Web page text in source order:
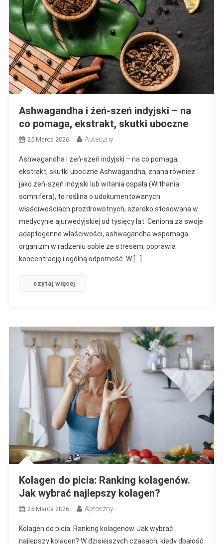
Ashwagandha i żeń-szeń indyjski – na
co pomaga, ekstrakt, skutki uboczne
25 Marca 2026 Apteczny
Ashwagandha i żeń-szeń indyjski – na co pomaga,
ekstrakt, skutki uboczne Ashwagandha, znana również
jako żeń-szeń indyjski lub witania ospała (Withania
somnifera), to roślina o udokumentowanych
właściwościach prozdrowotnych, szeroko stosowana w
medycynie ajurwedyjskiej od tysięcy lat. Ceniona za swoje
adaptogenne właściwości, ashwagandha wspomaga
organizm w radzeniu sobie ze stresem, poprawia
koncentrację i ogólną odporność. W […]
czytaj więcej
Kolagen do picia: Ranking kolagenów.
Jak wybrać najlepszy kolagen?
25 Marca 2026 Apteczny
Kolagen do picia: Ranking kolagenów. Jak wybrać
najlepszy kolagen? W dzisiejszych czasach, kiedy dbałość